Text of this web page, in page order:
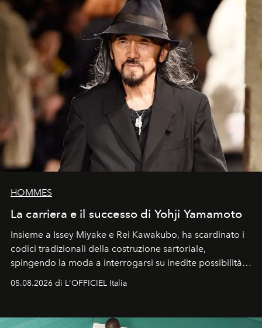
HOMMES
La carriera e il successo di Yohji Yamamoto
Insieme a Issey Miyake e Rei Kawakubo, ha scardinato i
codici tradizionali della costruzione sartoriale,
spingendo la moda a interrogarsi su inedite possibilità
formali e a ridefinire il concetto stesso di silhouette.
un’impronta indelebile nella storia della moda.
05.08.2026 di L'OFFICIEL Italia